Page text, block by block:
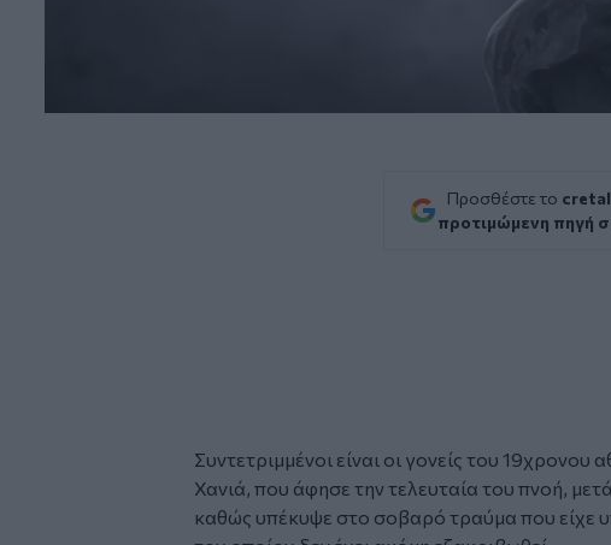
Προσθέστε το
προτιμώμενη πηγή
Συντετριμμένοι είναι οι γονείς του 19χρονου
Χανιά, που άφησε την τελευταία του πνοή,
καθώς υπέκυψε στο σοβαρό τραύμα που είχε